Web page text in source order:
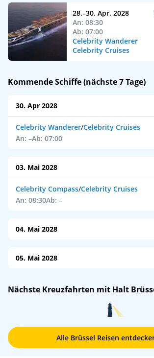
28.–30. Apr. 2028
An: 08:30
Ab: 07:00
Celebrity Wanderer
Celebrity Cruises
Kommende Schiffe (nächste 7 Tage)
30. Apr 2028
Celebrity Wanderer/Celebrity Cruises
An: –Ab: 07:00
03. Mai 2028
Celebrity Compass/Celebrity Cruises
An: 08:30Ab: –
04. Mai 2028
An: –Ab: –
05. Mai 2028
An: –Ab: 07:00
Nächste Kreuzfahrten mit Halt
Alle Brüssel Reisen